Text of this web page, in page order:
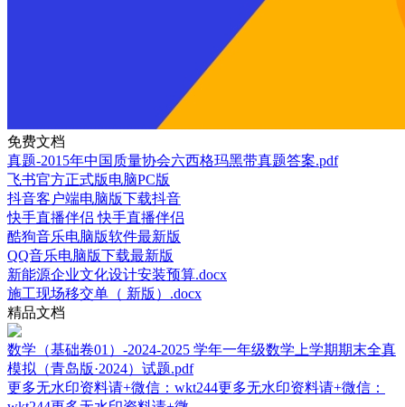
免费文档
真题-2015年中国质量协会六西格玛黑带真题答案.pdf
飞书官方正式版电脑PC版
抖音客户端电脑版下载抖音
快手直播伴侣 快手直播伴侣
酷狗音乐电脑版软件最新版
QQ音乐电脑版下载最新版
新能源企业文化设计安装预算.docx
施工现场移交单（ 新版）.docx
精品文档
数学（基础卷01）-2024-2025 学年一年级数学上学期期末全真
模拟（青岛版·2024）试题.pdf
更多无水印资料请+微信：wkt244更多无水印资料请+微信：